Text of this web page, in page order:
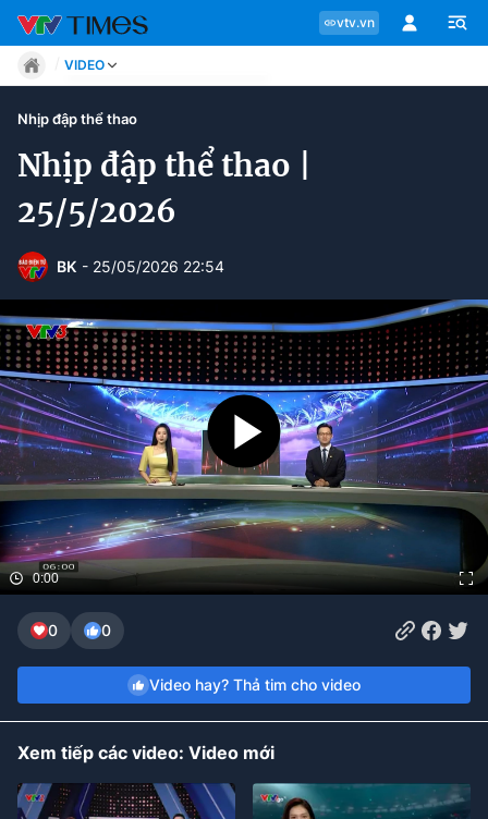
vtv.vn
Chuyên mục
Tin tức
Move
Phong cách
Chân dung
Sự kiện
Bóng đá
Thể thao Điện tử
Các môn khác
VIDEO
Bên lề
VIDEO
Move
Phong cách
Chân dung
Sự kiện
Thể thao điện tử
Các môn khác
Video
Bên lề
Nhịp đập thể thao
Nhịp đập thể thao |
25/5/2026
BK - 25/05/2026 22:54
0:00
0 0
Video hay? Thả tim cho video
Xem tiếp các video: Video mới